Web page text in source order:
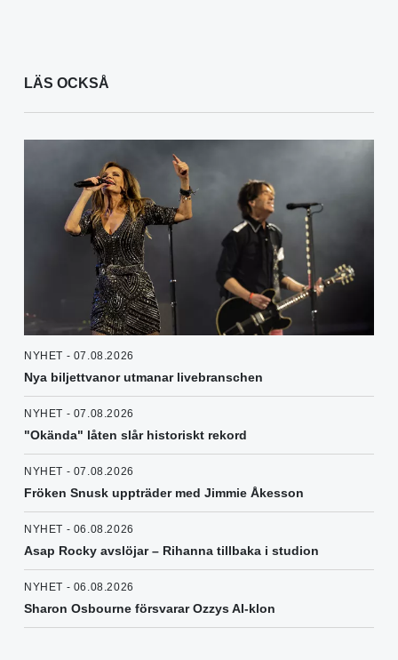
LÄS OCKSÅ
NYHET - 07.08.2026
Nya biljettvanor utmanar livebranschen
NYHET - 07.08.2026
"Okända" låten slår historiskt rekord
NYHET - 07.08.2026
Fröken Snusk uppträder med Jimmie Åkesson
NYHET - 06.08.2026
Asap Rocky avslöjar – Rihanna tillbaka i studion
NYHET - 06.08.2026
Sharon Osbourne försvarar Ozzys AI-klon